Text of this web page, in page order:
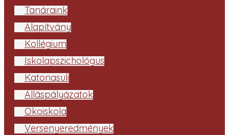
Tanáraink
Alapítvány
Kollégium
Iskolapszichológus
Katonasuli
Álláspályázatok
Ökoiskola
Versenyeredmények